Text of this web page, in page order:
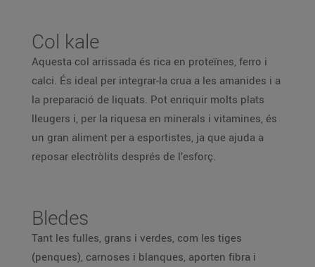
Col kale
Aquesta col arrissada és rica en proteïnes, ferro i
calci. És ideal per integrar-la crua a les amanides i a
la preparació de liquats. Pot enriquir molts plats
lleugers i, per la riquesa en minerals i vitamines, és
un gran aliment per a esportistes, ja que ajuda a
reposar electròlits després de l’esforç.
Bledes
Tant les fulles, grans i verdes, com les tiges
(penques), carnoses i blanques, aporten fibra i